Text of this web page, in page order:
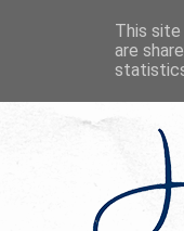
This
are